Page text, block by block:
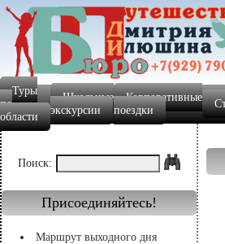
Туры
по
области
Школьные
экскурсии
Корпоративные
поездки
Поиск:
Присоединяйтесь!
Маршрут выходного дня